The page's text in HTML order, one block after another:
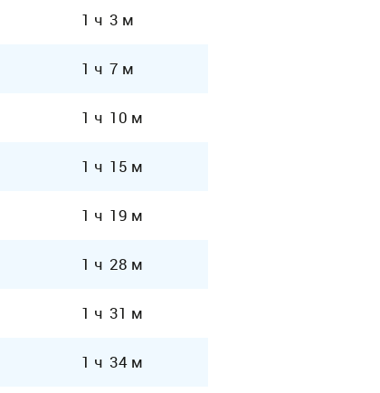
1 ч 3 м
1 ч 7 м
1 ч 10 м
1 ч 15 м
1 ч 19 м
1 ч 28 м
1 ч 31 м
1 ч 34 м